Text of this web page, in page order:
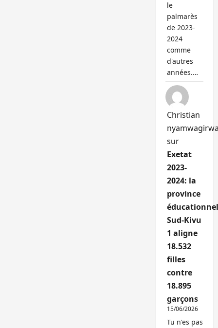
le
palmarès
de 2023-
2024
comme
d'autres
années.…
Christian
sur
Exetat
2023-
2024: la
province
Sud-Kivu
1 aligne
18.532
filles
contre
18.895
garçons
15/06/2026
Tu n'es pas